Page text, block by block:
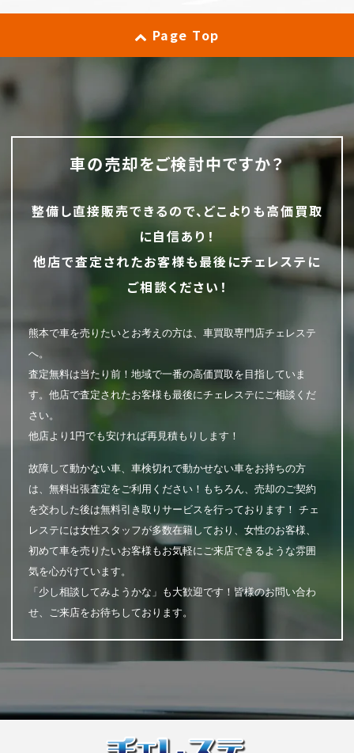
Page Top
車の売却をご検討中ですか？
整備し直接販売できるので、どこよりも高価買取
に自信あり！
他店で査定されたお客様も最後にチェレステに
ご相談ください！
熊本で車を売りたいとお考えの方は、車買取専門店チェレステ
へ。
査定無料は当たり前！地域で一番の高価買取を目指していま
す。他店で査定されたお客様も最後にチェレステにご相談くだ
さい。
他店より1円でも安ければ再見積もりします！
故障して動かない車、車検切れで動かせない車をお持ちの方
は、無料出張査定をご利用ください！もちろん、売却のご契約
を交わした後は無料引き取りサービスを行っております！ チェ
レステには女性スタッフが多数在籍しており、女性のお客様、
初めて車を売りたいお客様もお気軽にご来店できるような雰囲
気を心がけています。
「少し相談してみようかな」も大歓迎です！皆様のお問い合わ
せ、ご来店をお待ちしております。